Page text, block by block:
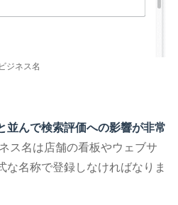
ビジネス名
並んで検索評価への影響が非常
ス名は店舗の看板やウェブサ
な名称で登録しなければなりま